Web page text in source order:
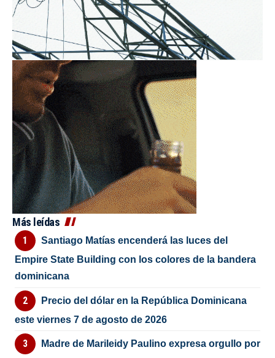
Más leídas
Santiago Matías encenderá las luces del
Empire State Building con los colores de la bandera
dominicana
Precio del dólar en la República Dominicana
este viernes 7 de agosto de 2026
Madre de Marileidy Paulino expresa orgullo por